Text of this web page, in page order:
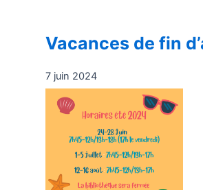
Vacances de fin
7 juin 2024